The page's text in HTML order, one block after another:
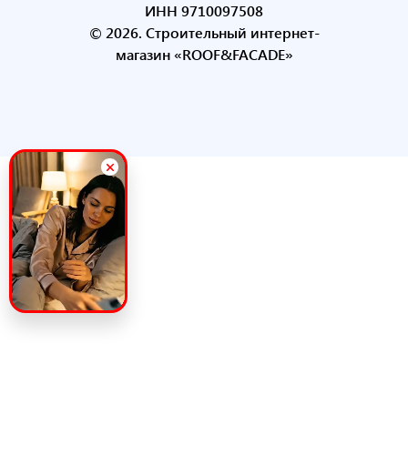
ИНН 9710097508
© 2026. Строительный интернет-
магазин «ROOF&FACADE»